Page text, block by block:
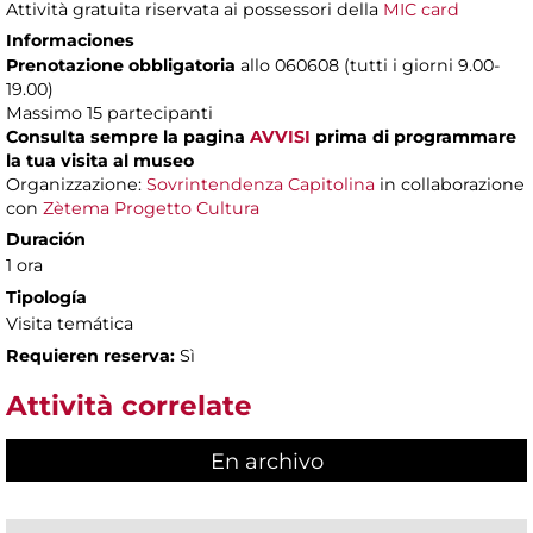
Attività gratuita riservata ai possessori della MIC card
Informaciones
Prenotazione obbligatoria allo 060608 (tutti i giorni 9.00-
19.00)
Massimo 15 partecipanti
Consulta sempre la pagina AVVISI prima di programmare
la tua visita al museo
Organizzazione: Sovrintendenza Capitolina in collaborazione
con Zètema Progetto Cultura
Duración
1 ora
Tipología
Visita temática
Requieren reserva: Sì
Attività correlate
En archivo